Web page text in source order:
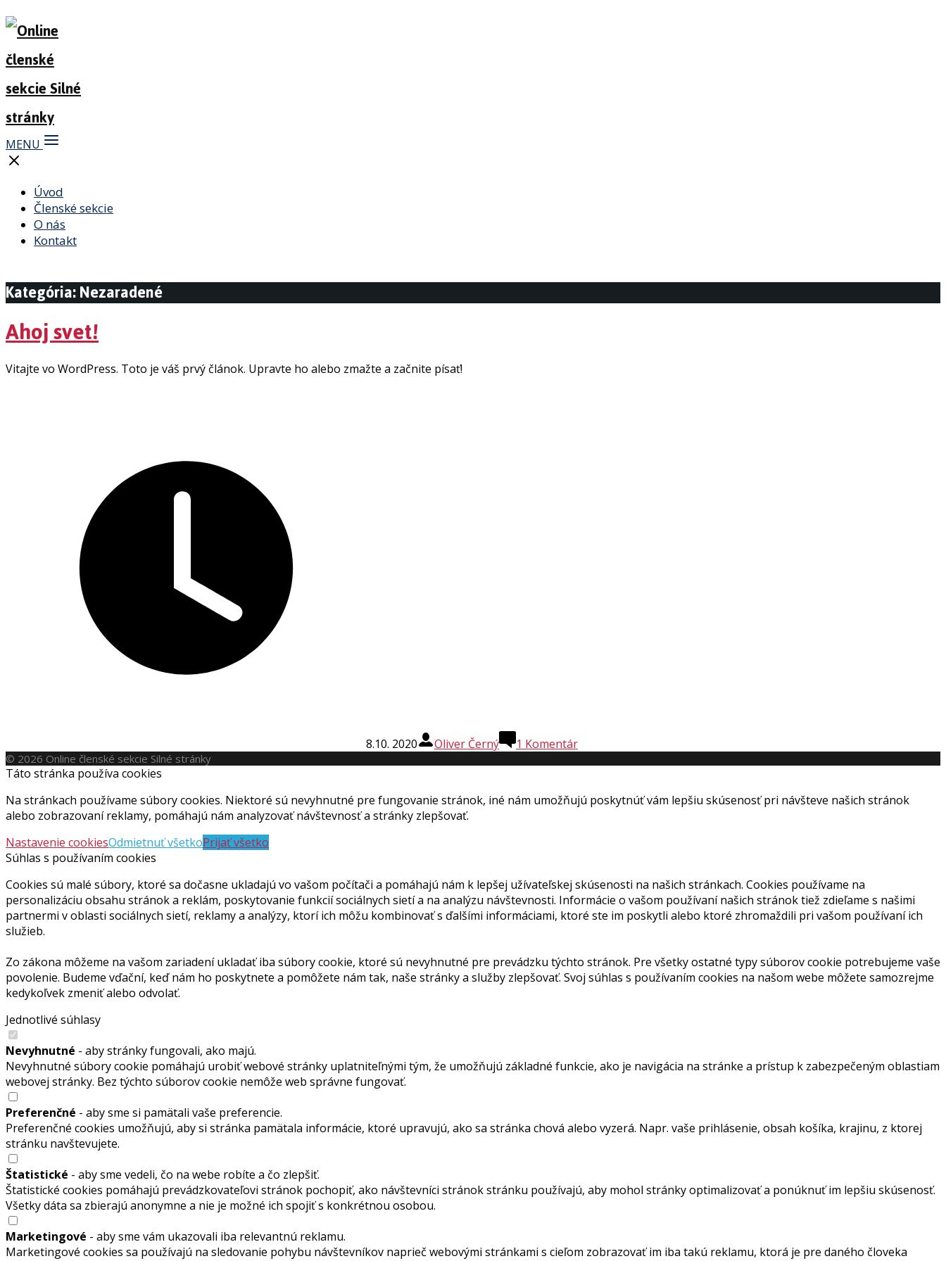
MENU
Úvod
Členské sekcie
O nás
Kontakt
Kategória: Nezaradené
Ahoj svet!
Vitajte vo WordPress. Toto je váš prvý článok. Upravte ho alebo zmažte a začnite písať!
8.10. 2020 Oliver Černý 1 Komentár
© 2026 Online členské sekcie Silné stránky
Táto stránka používa cookies
Na stránkach používame súbory cookies. Niektoré sú nevyhnutné pre fungovanie stránok, iné nám umožňujú poskytnúť vám lepšiu skúsenosť pri návšteve našich stránok
alebo zobrazovaní reklamy, pomáhajú nám analyzovať návštevnosť a stránky zlepšovať.
Nastavenie cookiesOdmietnuť všetkoPrijať všetko
Súhlas s používaním cookies
Cookies sú malé súbory, ktoré sa dočasne ukladajú vo vašom počítači a pomáhajú nám k lepšej užívateľskej skúsenosti na našich stránkach. Cookies používame na
personalizáciu obsahu stránok a reklám, poskytovanie funkcií sociálnych sietí a na analýzu návštevnosti. Informácie o vašom používaní našich stránok tiež zdieľame s našimi
partnermi v oblasti sociálnych sietí, reklamy a analýzy, ktorí ich môžu kombinovať s ďalšími informáciami, ktoré ste im poskytli alebo ktoré zhromaždili pri vašom používaní ich
služieb.
Zo zákona môžeme na vašom zariadení ukladať iba súbory cookie, ktoré sú nevyhnutné pre prevádzku týchto stránok. Pre všetky ostatné typy súborov cookie potrebujeme vaše
povolenie. Budeme vďační, keď nám ho poskytnete a pomôžete nám tak, naše stránky a služby zlepšovať. Svoj súhlas s používaním cookies na našom webe môžete samozrejme
kedykoľvek zmeniť alebo odvolať.
Jednotlivé súhlasy
Nevyhnutné - aby stránky fungovali, ako majú.
Nevyhnutné súbory cookie pomáhajú urobiť webové stránky uplatniteľnými tým, že umožňujú základné funkcie, ako je navigácia na stránke a prístup k zabezpečeným oblastiam
webovej stránky. Bez týchto súborov cookie nemôže web správne fungovať.
Preferenčné - aby sme si pamätali vaše preferencie.
Preferenčné cookies umožňujú, aby si stránka pamätala informácie, ktoré upravujú, ako sa stránka chová alebo vyzerá. Napr. vaše prihlásenie, obsah košíka, krajinu, z ktorej
stránku navštevujete.
Štatistické - aby sme vedeli, čo na webe robíte a čo zlepšiť.
Štatistické cookies pomáhajú prevádzkovateľovi stránok pochopiť, ako návštevníci stránok stránku používajú, aby mohol stránky optimalizovať a ponúknuť im lepšiu skúsenosť.
Všetky dáta sa zbierajú anonymne a nie je možné ich spojiť s konkrétnou osobou.
Marketingové - aby sme vám ukazovali iba relevantnú reklamu.
Marketingové cookies sa používajú na sledovanie pohybu návštevníkov naprieč webovými stránkami s cieľom zobrazovať im iba takú reklamu, ktorá je pre daného človeka